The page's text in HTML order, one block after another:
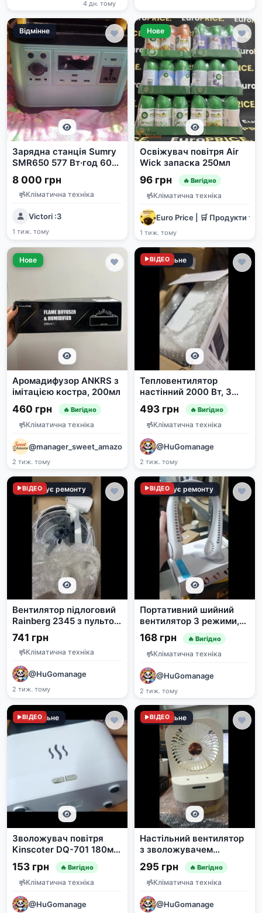
4 дн. тому
Відмінне
Зарядна станція Sumry
SMR650 577 Вт·год 600
Вт
8 000 грн
Кліматична техніка
Victori :3
1 тиж. тому
Нове
Освіжувач повітря Air
Wick запаска 250мл
96 грн 🔥 Вигідно
Кліматична техніка
Euro Price | 🛒 Продукти та
1 тиж. тому
Нове
Аромадифузор ANKRS з
імітацією костра, 200мл
460 грн 🔥 Вигідно
Кліматична техніка
@manager_sweet_amazon
2 тиж. тому
Задовільне
ВІДЕО
Тепловентилятор
настінний 2000 Вт, 3
режими роботи + пульт
493 грн 🔥 Вигідно
Кліматична техніка
@HuGomanage
2 тиж. тому
Потребує ремонту
ВІДЕО
Вентилятор підлоговий
Rainberg 2345 з пультом
ДК, 55Вт (зламані
лопаті)
741 грн
Кліматична техніка
@HuGomanage
2 тиж. тому
Потребує ремонту
ВІДЕО
Портативний шийний
вентилятор 3 режими,
2400mAh, USB (дефект:
дує тільки одна
сторона)
168 грн 🔥 Вигідно
Кліматична техніка
@HuGomanage
2 тиж. тому
Задовільне
ВІДЕО
Зволожувач повітря
Kinscoter DQ-701 180мл
з ефектом полум'я від
USB
153 грн 🔥 Вигідно
Кліматична техніка
@HuGomanage
Задовільне
ВІДЕО
Настільний вентилятор
з зволожувачем
повітря, USB, пульт
295 грн 🔥 Вигідно
Кліматична техніка
@HuGomanage